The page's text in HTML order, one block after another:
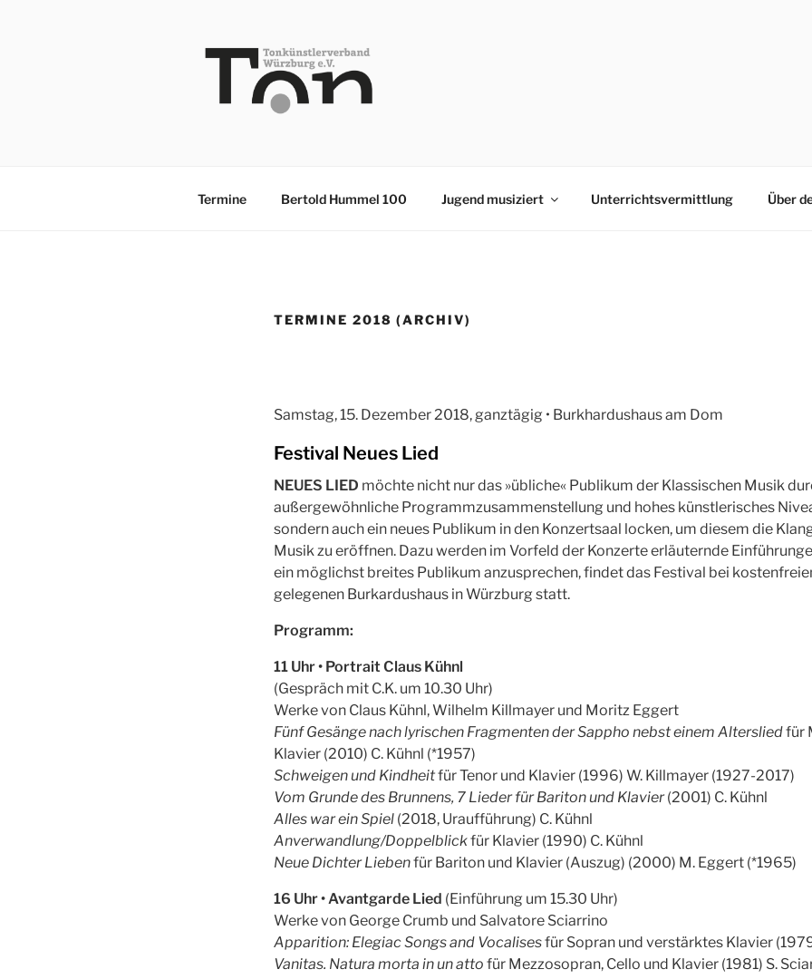
Termine Bertold Hummel 100 Jugend musiziert Unterrichtsvermittlung Über
TERMINE 2018 (ARCHIV)
Samstag, 15. Dezember 2018, ganztägig • Burkhardushaus am Dom
Festival Neues Lied
NEUES LIED möchte nicht nur das »übliche« Publikum der Klassischen Musik
außergewöhnliche Programmzusammenstellung und hohes künstlerisches
sondern auch ein neues Publikum in den Konzertsaal locken, um diesem die
Musik zu eröffnen. Dazu werden im Vorfeld der Konzerte erläuternde
ein möglichst breites Publikum anzusprechen, findet das Festival bei
gelegenen Burkardushaus in Würzburg statt.
Programm:
11 Uhr • Portrait Claus Kühnl
(Gespräch mit C.K. um 10.30 Uhr)
Werke von Claus Kühnl, Wilhelm Killmayer und Moritz Eggert
Fünf Gesänge nach lyrischen Fragmenten der Sappho nebst einem Altersliedfür
Klavier (2010) C. Kühnl (*1957)
Schweigen und Kindheitfür Tenor und Klavier (1996) W. Killmayer (1927-2017)
Vom Grunde des Brunnens, 7 Lieder für Bariton und Klavier(2001) C. Kühnl
Alles war ein Spiel (2018, Uraufführung) C. Kühnl
Anverwandlung/Doppelblickfür Klavier (1990) C. Kühnl
Neue Dichter Liebenfür Bariton und Klavier (Auszug) (2000) M. Eggert (*1965)
16 Uhr • Avantgarde Lied (Einführung um 15.30 Uhr)
Werke von George Crumb und Salvatore Sciarrino
Apparition: Elegiac Songs and Vocalisesfür Sopran und verstärktes Klavier
Vanitas. Natura morta in un atto für Mezzosopran, Cello und Klavier (1981) S.